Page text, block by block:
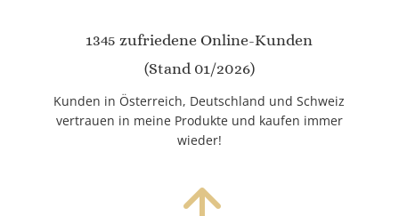
1345 zufriedene Online-Kunden
(Stand 01/2026)
Kunden in Österreich, Deutschland und Schweiz
vertrauen in meine Produkte und kaufen immer
wieder!